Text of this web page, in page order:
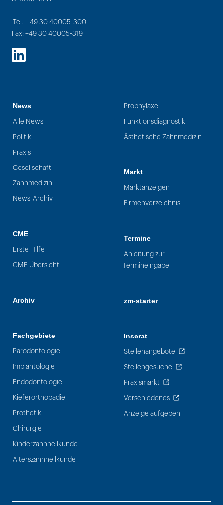
Tel.: +49 30 40005-300
Fax: +49 30 40005-319
LinkedIn
News
Alle News
Politik
Praxis
Gesellschaft
Zahnmedizin
News-Archiv
CME
Erste Hilfe
CME Übersicht
Archiv
Fachgebiete
Parodontologie
Implantologie
Endodontologie
Kieferorthopädie
Prothetik
Chirurgie
Kinderzahnheilkunde
Alterszahnheilkunde
Prophylaxe
Funktionsdiagnostik
Ästhetische Zahnmedizin
Markt
Marktanzeigen
Firmenverzeichnis
Termine
Anleitung zur
Termineingabe
zm-starter
Inserat
Stellenangebote
Stellengesuche
Praxismarkt
Verschiedenes
Anzeige aufgeben